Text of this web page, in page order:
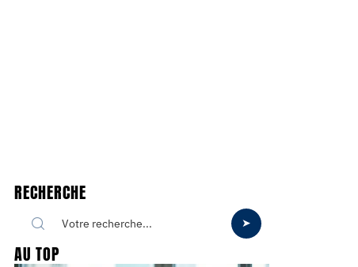
RECHERCHE
AU TOP